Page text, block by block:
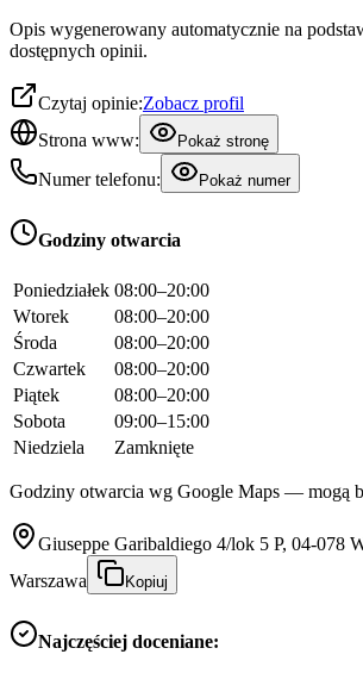
Opis wygenerowany automatycznie na
dostępnych opinii.
Czytaj opinie:Zobacz profil
Strona www:
Pokaż stronę
Numer telefonu: Pokaż numer
Godziny otwarcia
Poniedziałek 08:00–20:00
Wtorek
08:00–20:00
Środa
08:00–20:00
Czwartek
08:00–20:00
Piątek
08:00–20:00
Sobota
09:00–15:00
Niedziela
Zamknięte
Godziny otwarcia wg Google Maps — mogą
Giuseppe Garibaldiego 4/lok 5 P, 04-078
Warszawa
Kopiuj
Najczęściej doceniane: